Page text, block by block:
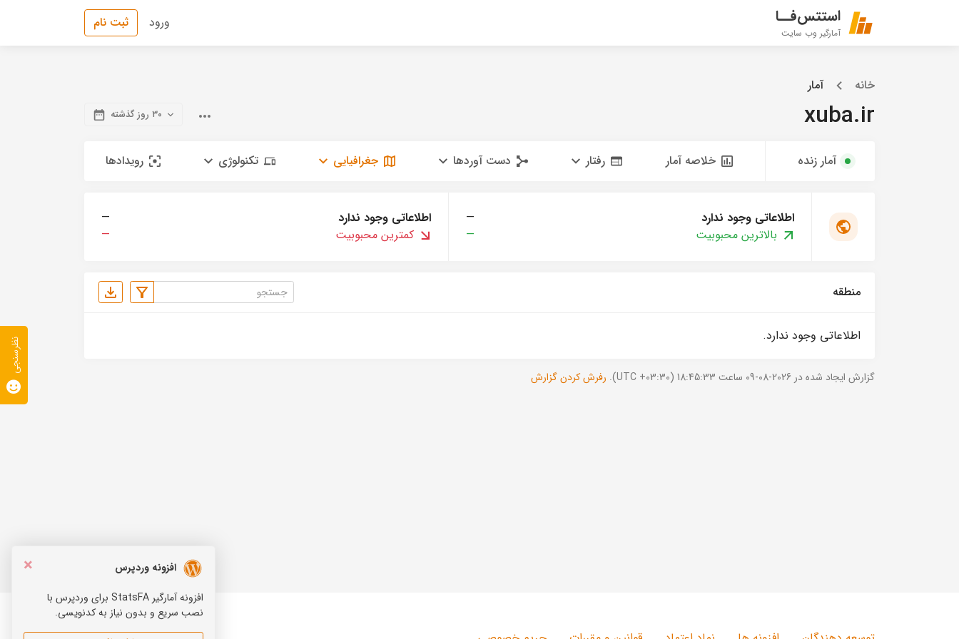
استتس‌فــا
آمارگیر وب سایت
ورود ثبت نام
خانه آمار
xuba.ir ۳۰ روز گذشته
آمار زنده خلاصه آمار رفتار دست آوردها جغرافیایی تکنولوژی رویدادها
اطلاعاتی وجود ندارد
—
بالاترین محبوبیت
—
اطلاعاتی وجود ندارد
—
کمترین محبوبیت
—
منطقه
اطلاعاتی وجود ندارد.
گزارش ایجاد شده در 2026-08-09 ساعت 18:45:33 (UTC +03:30). رفرش کردن گزارش
×
افزونه وردپرس
افزونه آمارگیر StatsFA برای وردپرس با
نصب سریع و بدون نیاز به کدنویسی.
نظرسنجی